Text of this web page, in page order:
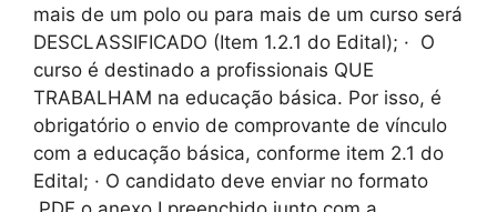
mais de um polo ou para mais de um curso será
DESCLASSIFICADO (Item 1.2.1 do Edital); · O
curso é destinado a profissionais QUE
TRABALHAM na educação básica. Por isso, é
obrigatório o envio de comprovante de vínculo
com a educação básica, conforme item 2.1 do
Edital; · O candidato deve enviar no formato